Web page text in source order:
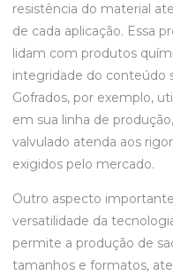
resistência do material
de cada aplicação. Essa
lidam com produtos
integridade do conteúdo
Gofrados, por exemplo,
em sua linha de
valvulado atenda aos
exigidos pelo mercado.
Outro aspecto
versatilidade da
permite a produção de
tamanhos e formatos,